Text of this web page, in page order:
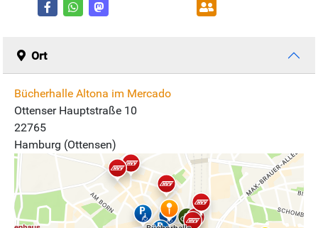
Ort
Bücherhalle Altona im Mercado
Ottenser Hauptstraße 10
22765
Hamburg (Ottensen)